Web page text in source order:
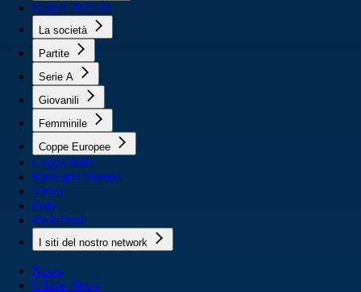
Napoli 2025/26
La società
Partite
Serie A
Giovanili
Femminile
Coppe Europee
Coppa Italia
Rassegna Stampa
Video
Foto
Redazione
I siti del nostro network
News
Ultime News